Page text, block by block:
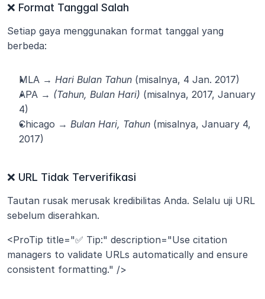
❌ Format Tanggal Salah
Setiap gaya menggunakan format tanggal yang
berbeda:
MLA → Hari Bulan Tahun (misalnya, 4 Jan. 2017)
APA → (Tahun, Bulan Hari) (misalnya, 2017, January
4)
Chicago → Bulan Hari, Tahun (misalnya, January 4,
2017)
❌ URL Tidak Terverifikasi
Tautan rusak merusak kredibilitas Anda. Selalu uji URL
sebelum diserahkan.
<ProTip title="✅ Tip:" description="Use citation
managers to validate URLs automatically and ensure
consistent formatting." />